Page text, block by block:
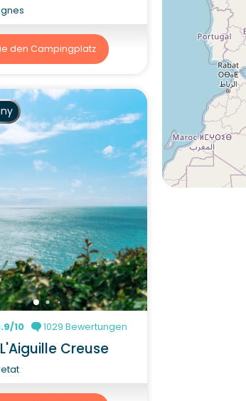
den Campingplatz
10 1029 Bewertungen
Creuse